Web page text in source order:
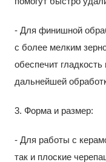
- Для финишной
с более мелким
обеспечит гладкость
дальнейшей
3. Форма и размер:
- Для работы с
так и плоские